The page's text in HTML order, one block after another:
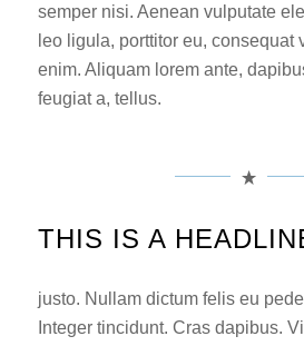
semper nisi. Aenean vulputate
leo ligula, porttitor eu, consequat
enim. Aliquam lorem ante,
feugiat a, tellus.
THIS IS A
justo. Nullam dictum felis eu
Integer tincidunt. Cras dapibus.